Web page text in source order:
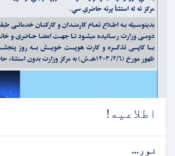
اطلاعیه!
نور...